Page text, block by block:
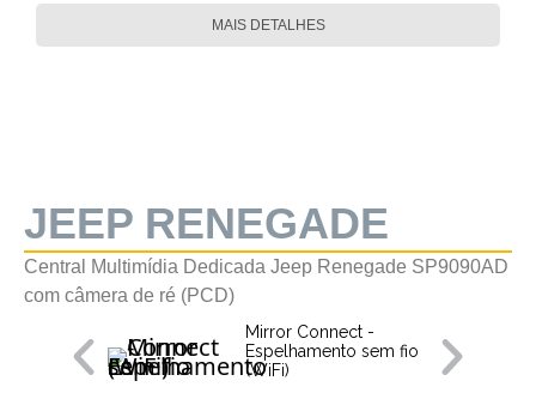
MAIS DETALHES
JEEP RENEGADE
Central Multimídia Dedicada Jeep Renegade SP9090AD
com câmera de ré (PCD)
Mirror Connect -
Espelhamento sem fio
(WiFi)